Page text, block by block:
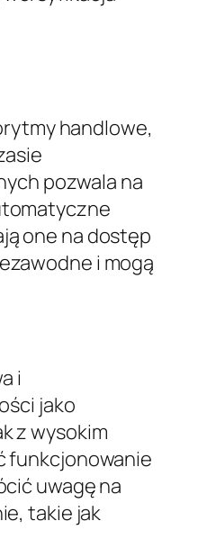
handlowe,
pozwala na
one na dostęp
i mogą
i
jako
z wysokim
funkcjonowanie
uwagę na
takie jak